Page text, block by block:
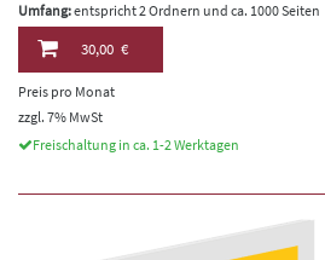
Umfang:entspricht 2 Ordnern und ca. 1000 Seiten
30,00 €
Preis pro Monat
zzgl. 7% MwSt
Freischaltung in ca. 1-2 Werktagen